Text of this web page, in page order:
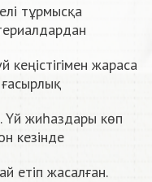
тұрмысқа
кеңістігімен жараса
Үй жиһаздары көп
кезінде
етіп жасалған.